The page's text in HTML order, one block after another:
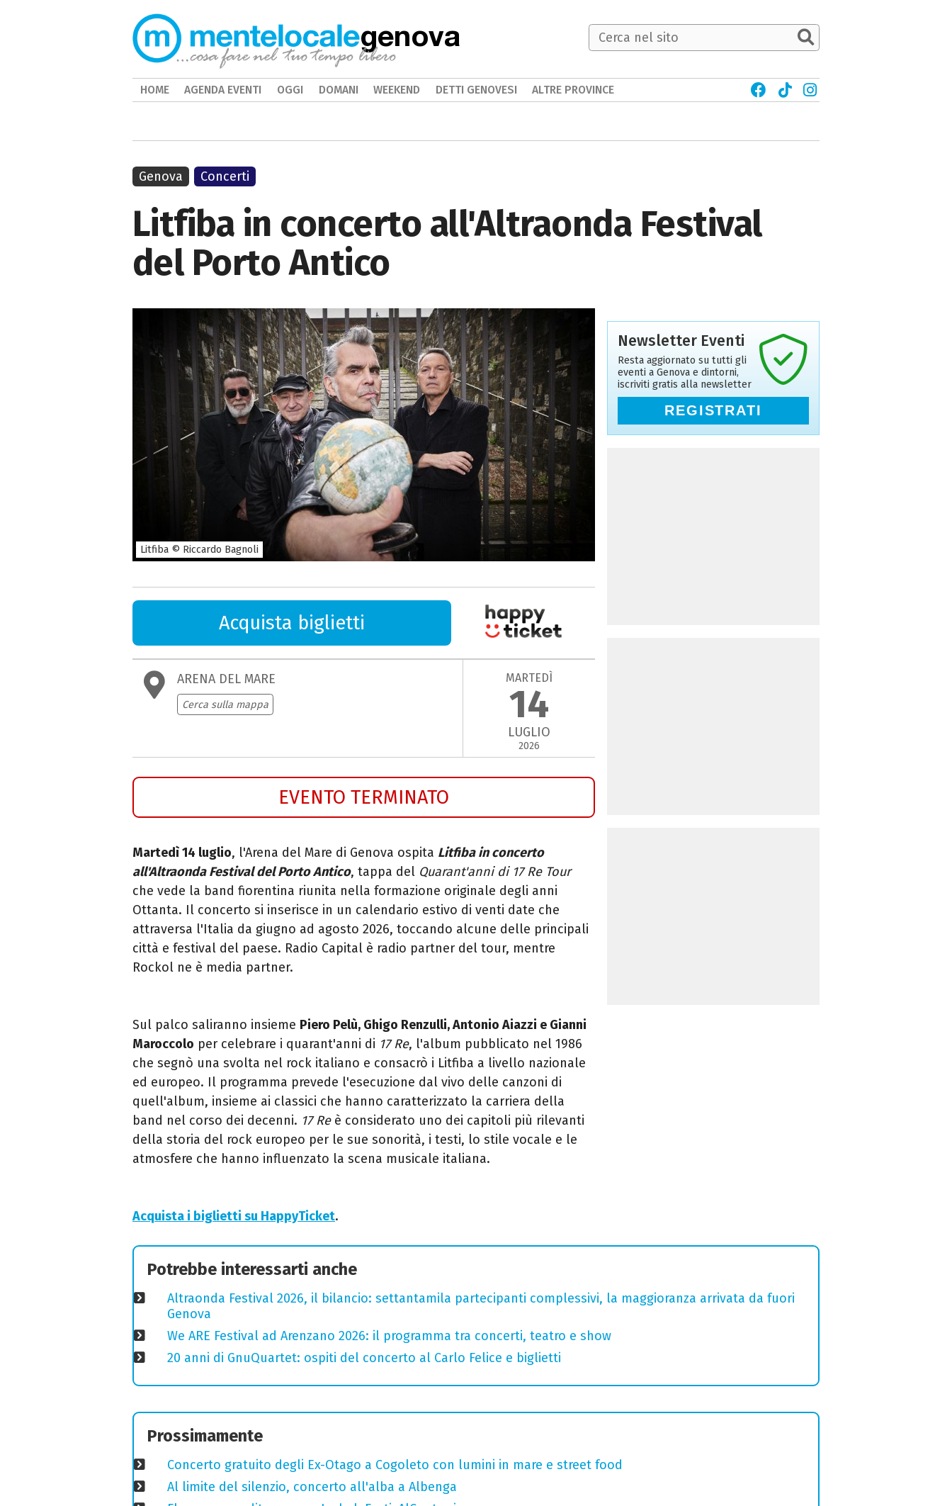
Litfiba in concerto all'Altraonda Festival
del Porto Antico
Litfiba © Riccardo Bagnoli
Acquista biglietti
ARENA DEL MARE
Cerca sulla mappa
MARTEDÌ
14
LUGLIO
2026
EVENTO TERMINATO
Martedì 14 luglio, l'Arena del Mare di Genova ospita Litfiba in concerto
all'Altraonda Festival del Porto Antico, tappa del Quarant'anni di 17 Re Tour
che vede la band fiorentina riunita nella formazione originale degli anni
Ottanta. Il concerto si inserisce in un calendario estivo di venti date che
attraversa l'Italia da giugno ad agosto 2026, toccando alcune delle principali
città e festival del paese. Radio Capital è radio partner del tour, mentre
Rockol ne è media partner.
Sul palco saliranno insieme Piero Pelù, Ghigo Renzulli, Antonio Aiazzi e Gianni
Maroccolo per celebrare i quarant'anni di 17 Re, l'album pubblicato nel 1986
che segnò una svolta nel rock italiano e consacrò i Litfiba a livello nazionale
ed europeo. Il programma prevede l'esecuzione dal vivo delle canzoni di
quell'album, insieme ai classici che hanno caratterizzato la carriera della
band nel corso dei decenni. 17 Reè considerato uno dei capitoli più rilevanti
della storia del rock europeo per le sue sonorità, i testi, lo stile vocale e le
atmosfere che hanno influenzato la scena musicale italiana.
Acquista i biglietti su HappyTicket.
Genova Concerti
Newsletter Eventi
Resta aggiornato su tutti gli
eventi a Genova e dintorni,
iscriviti gratis alla newsletter
REGISTRATI
Potrebbe interessarti anche
Altraonda Festival 2026, il bilancio: settantamila partecipanti complessivi, la maggioranza arrivata da fuori
Genova
We ARE Festival ad Arenzano 2026: il programma tra concerti, teatro e show
20 anni di GnuQuartet: ospiti del concerto al Carlo Felice e biglietti
Prossimamente
Concerto gratuito degli Ex-Otago a Cogoleto con lumini in mare e street food
Al limite del silenzio, concerto all'alba a Albenga
genova
HOME AGENDA EVENTI OGGI DOMANI WEEKEND DETTI GENOVESI ALTRE PROVINCE